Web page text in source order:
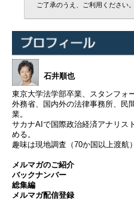
ご了承のうえ、ご利用ください。
石井順也
東京大学法学部卒業、スタンフォ
外務省、国内外の法律事務所、民
業。
サカナAIで国際政治経済アナリス
める。
趣味は現地調査（70か国以上渡航
メルマガのご紹介
バックナンバー
総集編
メルマガ配信登録